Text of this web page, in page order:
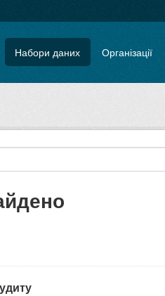
Набори даних Організації